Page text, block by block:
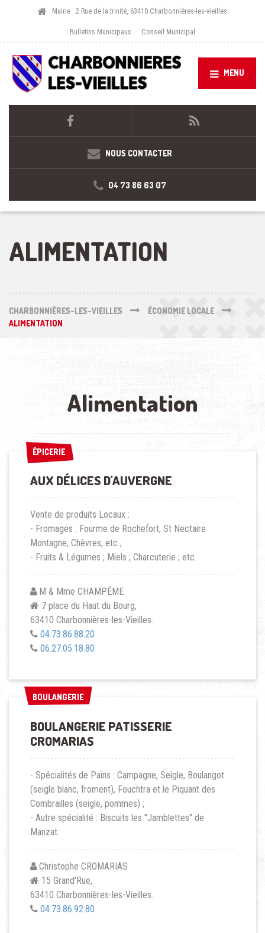
Mairie : 2 Rue de la trinité, 63410 Charbonnières-les-vieilles
Bulletins Municipaux Conseil Municipal
MENU
NOUS CONTACTER
04 73 86 63 07
ALIMENTATION
CHARBONNIÈRES-LES-VIEILLES
ÉCONOMIE LOCALE
ALIMENTATION
Alimentation
ÉPICERIE
ÉPICERIE
AUX DÉLICES D'AUVERGNE
Vente de produits Locaux :
- Fromages : Fourme de Rochefort, St Nectaire
Montagne, Chèvres, etc ;
- Fruits & Légumes ; Miels ; Charcuterie ; etc.
M & Mme CHAMPÊME
7 place du Haut du Bourg,
63410 Charbonnières-les-Vieilles.
04.73.86.88.20
06.27.05.18.80
BOULANGERIE
BOULANGERIE
BOULANGERIE PATISSERIE
CROMARIAS
- Spécialités de Pains : Campagne, Seigle, Boulangot
(seigle blanc, froment), Fouchtra et le Piquant des
Combrailles (seigle, pommes) ;
- Autre spécialité : Biscuits les "Jamblettes" de
Manzat.
Christophe CROMARIAS
15 Grand'Rue,
63410 Charbonnières-les-Vieilles.
04.73.86.92.80